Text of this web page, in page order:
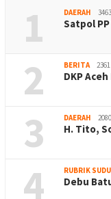
1 DAERAH
Satpol
2 BERITA
DKP
3 DAERAH
H. Tito,
4 RUBRIK
Debu